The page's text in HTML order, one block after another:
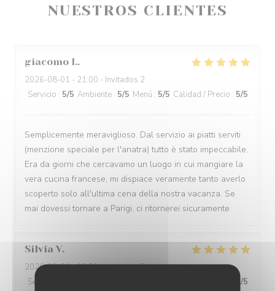
NUESTROS CLIENTES
giacomo L
2026-08-01 - 21:00 - Invitados 2
Servicio : 5/5 Ambiente : 5/5 Menú : 5/5 Calidad / Precio : 5/5
Semplicemente meraviglioso. Dal servizio ai piatti serviti
(menzione speciale per l'anatra) tutto è stato impeccabile.
Era da giorni che cercavamo un luogo in cui mangiare la
vera cucina francese, mi dispiace veramente tanto averlo
scoperto solo all'ultima cena della nostra vacanza. Se
mai dovessi tornare a Parigi, ci ritornerei sicuramente
Silvia V
2026-08-01- 19:30 - Invitados 3
Servicio
/5